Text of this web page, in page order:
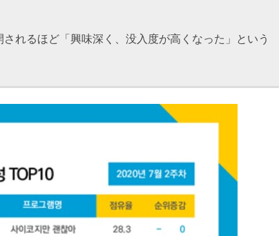
れるほど「興味深く、没入度が高くなった」という